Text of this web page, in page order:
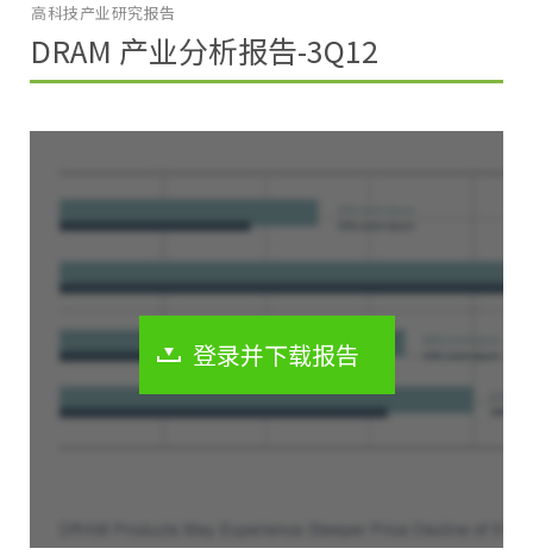
DRAM 产业分析报告-3Q12
高科技产业研究报告
登录并下载报告